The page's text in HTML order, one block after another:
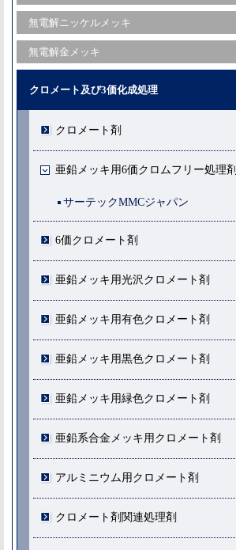
無電解ニッケルメッキ
無電解金メッキ
クロメート及び3価化成処理
クロメート剤
亜鉛メッキ用6価クロムフリー処理剤
サーテックMMCジャパン
6価クロメート剤
亜鉛メッキ用光沢クロメート剤
亜鉛メッキ用有色クロメート剤
亜鉛メッキ用黒色クロメート剤
亜鉛メッキ用緑色クロメート剤
亜鉛系合金メッキ用クロメート剤
アルミニウム用クロメート剤
クロメート剤関連処理剤